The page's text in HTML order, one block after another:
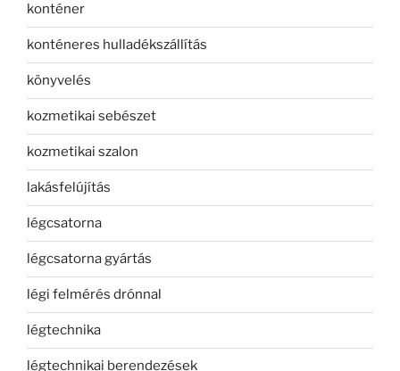
konténer
konténeres hulladékszállítás
könyvelés
kozmetikai sebészet
kozmetikai szalon
lakásfelújítás
légcsatorna
légcsatorna gyártás
légi felmérés drónnal
légtechnika
légtechnikai berendezések